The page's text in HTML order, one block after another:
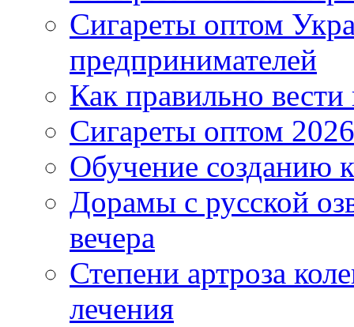
Сигареты оптом
предпринимателей
Как правильно
Сигареты оптом
Обучение созданию
Дорамы с русской
вечера
Степени артроза
лечения